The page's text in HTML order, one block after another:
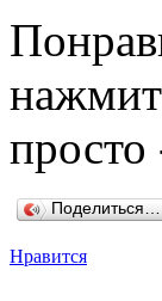
просто
Поделиться…
Нравится